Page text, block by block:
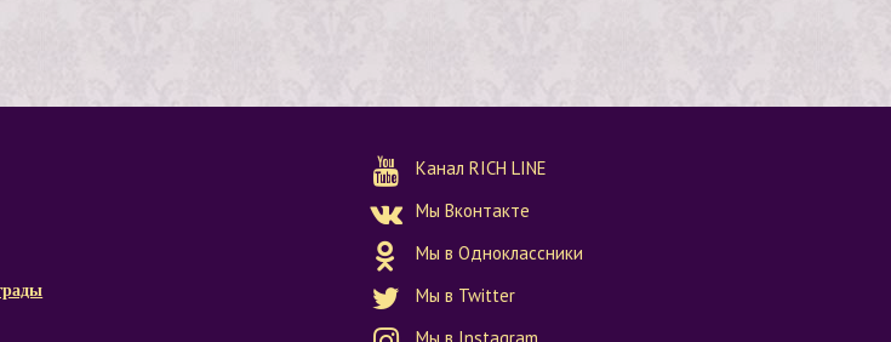
Канал RICH LINE
Мы Вконтакте
Мы в Одноклассники
Мы в Twitter